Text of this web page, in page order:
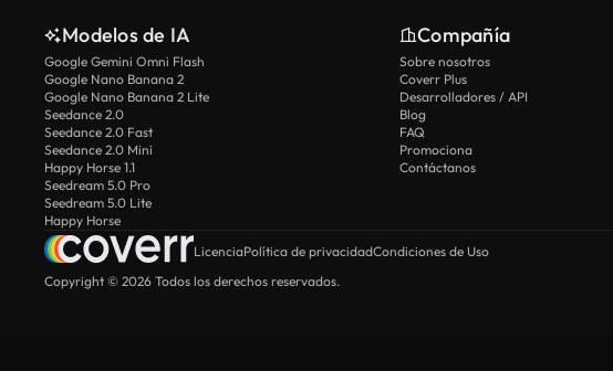
Modelos de IA
Google Gemini Omni Flash
Google Nano Banana 2
Google Nano Banana 2 Lite
Seedance 2.0
Seedance 2.0 Fast
Seedance 2.0 Mini
Happy Horse 1.1
Seedream 5.0 Pro
Seedream 5.0 Lite
Happy Horse
Compañía
Sobre nosotros
Coverr Plus
Desarrolladores / API
Blog
FAQ
Promociona
Contáctanos
LicenciaPolítica de privacidadCondiciones de Uso
Copyright © 2026 Todos los derechos reservados.